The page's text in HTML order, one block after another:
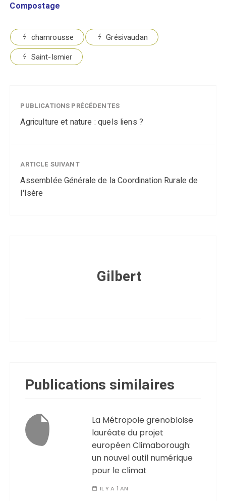
Compostage
chamrousse
Grésivaudan
Saint-Ismier
PUBLICATIONS PRÉCÉDENTES
Agriculture et nature : quels liens ?
ARTICLE SUIVANT
Assemblée Générale de la Coordination Rurale de
l'Isère
Gilbert
Publications similaires
La Métropole grenobloise
lauréate du projet
européen Climaborough:
un nouvel outil numérique
pour le climat
IL Y A 1 AN